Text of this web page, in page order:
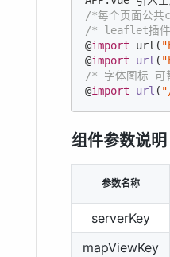
/*每个页面公
/* leaflet插
@import url(
@import url (
/* 字体图标 可
@import url (
组件参数说明
参数名称
serverKey
mapViewKey